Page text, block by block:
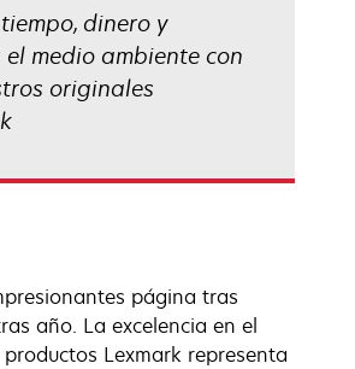
dinero y
medio ambiente con
originales
página tras
año. La excelencia en el
Lexmark representa